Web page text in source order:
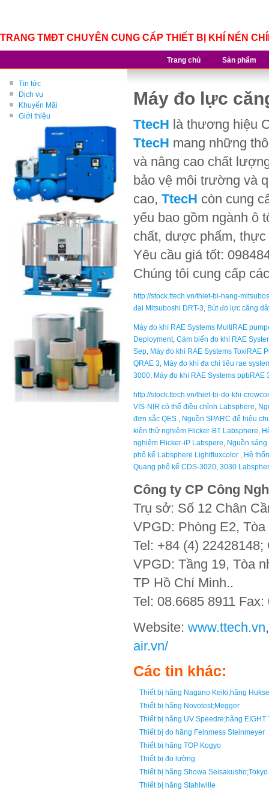
TRANG TMĐT CHUYÊN CUNG CẤP THIẾT BỊ KHÍ NÉN
Trang chủ Sản phẩm
Tin tức
Dịch vụ
Khuyến Mãi
Giới thiệu
Máy đo lực
TtecH là thương hiệu
TtecH mang những
và nâng cao chất
bảo vệ môi trường và
cao, TtecH còn cung
yếu bao gồm ngành ô
chất, dược phẩm,
Yêu cầu giá tốt:
Chúng tôi cung cấp
http://stock.ttech.vn/thiet-bi-hang-
đai Mitsuboshi DRT-3, Bút đo lực căng
Máy đo khí RAE Systems MultiRAE
Deployment, Cảm biến đo khí RAE
Sep, Máy đo khí RAE Systems ToxiRAE
QRAE 3, Máy đo khí đa chỉ tiêu rae
3000, Máy đo khí RAE Systems ppbRAE
http://stock.ttech.vn/thiet-bi-do-khi-
VIS-NIR có thể điều chỉnh Labsphere,
đơn sắc QES , Nguồn SPARC để hiệu
kiện thử nghiệm Flicker-BT Labsphere,
nghiệm Flicker-iP Labspere, Nguồn
phổ kế Labsphere Lightfluxcolor , Hệ
Quang phổ kế CDS-3020, 3030
Công ty CP Công
Trụ sở: Số 12 Chân
VPGD: Phòng E2,
Tel: +84 (4)
VPGD: Tầng 19, Tòa
TP Hồ Chí Minh..
Tel: 08.6685 8911
Website: www.ttech.vn
air.vn/
Các tin khác:
Thiết bị hãng Nagano Keiki;hãng
Thiết bị hãng Novotest;Megger
Thiết bị hãng UV Speedre;hãng EIGHT
Thiết bị đo hãng Feinmess Steinmeyer
Thiết bị hãng TOP Kogyo
Thiết bị đo lường
Thiết bị hãng Showa
Thiết bị hãng Stahlwille